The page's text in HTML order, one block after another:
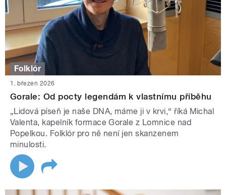
Folklór
1. březen 2026
Gorale: Od pocty legendám k vlastnímu příběhu
„Lidová píseň je naše DNA, máme ji v krvi,“ říká Michal
Valenta, kapelník formace Gorale z Lomnice nad
Popelkou. Folklór pro ně není jen skanzenem
minulosti.